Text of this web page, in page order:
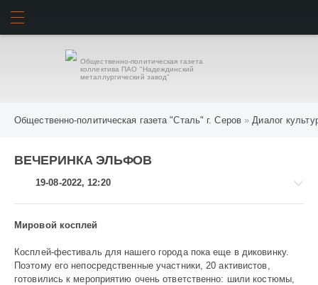
Общественно-политическая газета
коллектива ПАО "Надеждинский
металлургический завод"
Общественно-политическая газета "Сталь" г. Серов »Диалог
ВЕЧЕРИНКА ЭЛЬФОВ
19-08-2022, 12:20
Диалог
культур
Мировой косплей
Косплей-фестиваль для нашего города пока еще в диковинку.
Поэтому его непосредственные участники, 20 активистов,
готовились к мероприятию очень ответственно: шили костюмы,